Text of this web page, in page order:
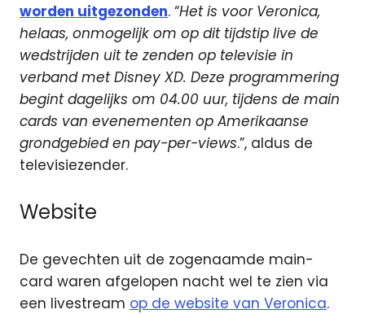
worden uitgezonden. “Het is voor Veronica,
helaas, onmogelijk om op dit tijdstip live de
wedstrijden uit te zenden op televisie in
verband met Disney XD. Deze programmering
begint dagelijks om 04.00 uur, tijdens de main
cards van evenementen op Amerikaanse
grondgebied en pay-per-views.”, aldus de
televisiezender.
Website
De gevechten uit de zogenaamde main-
card waren afgelopen nacht wel te zien via
een livestream op de website van Veronica.